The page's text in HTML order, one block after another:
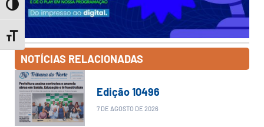
Toggle High Contrast
Toggle Font size
NOTÍCIAS RELACIONADAS
Edição 10496
7 DE AGOSTO DE 2026